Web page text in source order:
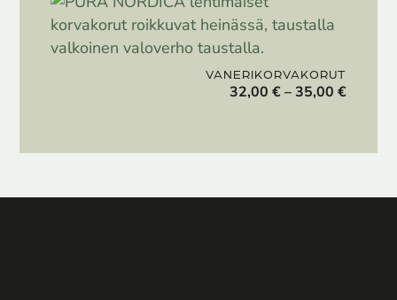
VANERIKORVAKORUT
32,00 € – 35,00 €